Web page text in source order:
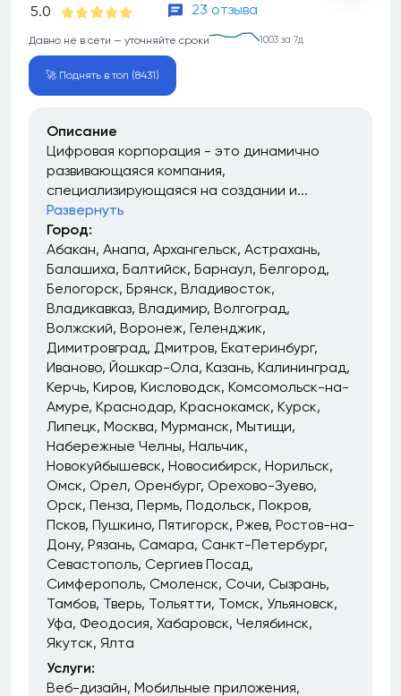
5.0 23 отзыва
Давно не в сети — уточняйте сроки 1003 за 7д
🚀 Поднять в топ (8431)
Описание
Цифровая корпорация - это динамично
развивающаяся компания,
специализирующаяся на создании и...
Развернуть
Город:
Абакан Анапа Архангельск Астрахань
Балашиха Балтийск Барнаул Белгород
Белогорск Брянск Владивосток
Владикавказ Владимир Волгоград
Волжский Воронеж Геленджик
Димитровград Дмитров Екатеринбург
Иваново Йошкар-Ола Казань Калининград
Керчь Киров Кисловодск Комсомольск-на-
Амуре Краснодар Краснокамск Курск
Липецк Москва Мурманск Мытищи
Набережные Челны Нальчик
Новокуйбышевск Новосибирск Норильск
Омск Орел Оренбург Орехово-Зуево
Орск Пенза Пермь Подольск Покров
Псков Пушкино Пятигорск Ржев Ростов-на-
Дону Рязань Самара Санкт-Петербург
Севастополь Сергиев Посад
Симферополь Смоленск Сочи Сызрань
Тамбов Тверь Тольятти Томск Ульяновск
Уфа Феодосия Хабаровск Челябинск
Якутск Ялта
Услуги:
Веб-дизайн Мобильные приложения